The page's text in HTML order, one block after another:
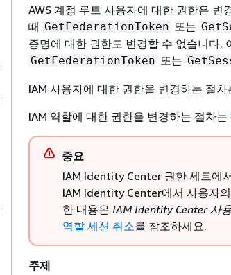
AWS 계정 루트 사용자에 대한 권한은
때 GetFederationToken 또는
증명에 대한 권한도 변경할 수 없습니다.
GetFederationToken 또는
IAM 사용자에 대한 권한을 변경하는 절차
IAM 역할에 대한 권한을 변경하는 절차는
중요
IAM Identity Center 권한 세트에
IAM Identity Center에서 사용자
한 내용은 IAM Identity Center 사
역할 세션 취소를 참조하세요.
주제